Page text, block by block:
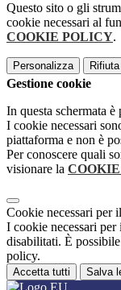
Questo sito o gli
cookie necessari al
COOKIE POLICY.
Personalizza
Gestione cookie
In questa schermata
I cookie necessari
piattaforma e non è
Per conoscere quali
visionare la
Cookie necessari per
I cookie necessari per
disabilitati. È
policy.
Accetta tutti Salva